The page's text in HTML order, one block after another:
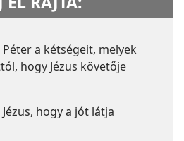
a kétségeit, melyek
hogy Jézus követője
hogy a jót látja